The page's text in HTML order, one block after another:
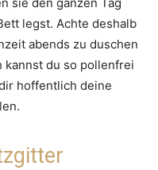
legst. Achte deshalb
abends zu duschen
kannst du so pollenfrei
hoffentlich deine